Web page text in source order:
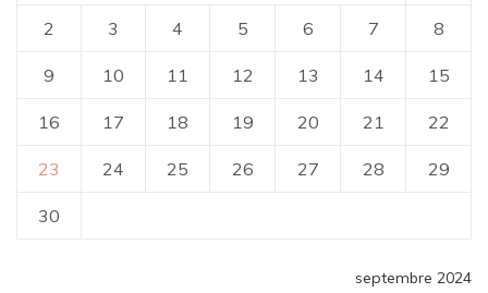
septembre 2024
2 3 4 5 6 7 8
9 10 11 12 13 14 15
16 17 18 19 20 21 22
23 24 25 26 27 28 29
30